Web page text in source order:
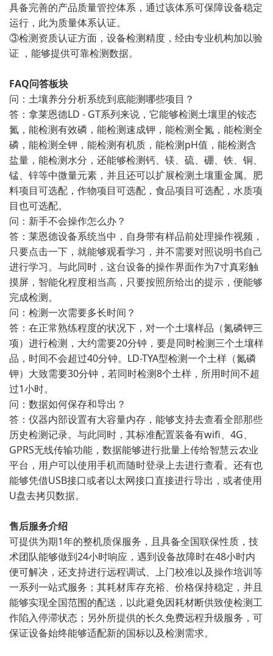
具备完善的产品质量管控体系，通过该体系可保障设备稳定
运行，此为质量体系认证。
③检测资质认证方面，设备检测精度，经由专业机构加以验
证 ，能够提供可靠检测数据。
FAQ问答板块
问：土壤养分分析系统到底能测哪些项目？
答：拿莱恩德LD - GT系列来说，它能够检测土壤里的铵态
氮，能检测有效磷，能检测速成钾，能检测全氮，能检测全
磷，能检测全钾，能检测有机质，能检测pH值，能检测含
盐量，能检测水分，还能够检测钙、镁、硫、硼、铁、铜、
锰、锌等中微量元素，并且还可以扩展检测土壤重金属。肥
料项目可选配，作物项目可选配，食品项目可选配，水质项
目也可选配。
问：新手不会操作怎么办？
答：莱恩德设备系统当中，自身带有样品前处理操作视频，
只要点击一下，就能够观看学习，并不需要对照说明书自己
进行学习。与此同时，这台设备的操作界面作为7寸真彩触
摸屏，智能化程度相当高，只要按照所给出的提示，便能够
完成检测。
问：检测一次需要多长时间？
答：在正常熟练程度的状况下，对一个土壤样品（氮磷钾三
项）进行检测，大约需要20分钟，要是同时检测三个土壤样
品，时间不会超过40分钟。LD-TYA型检测一个土样（氮磷
钾）大致需要30分钟，若同时检测8个土样，所用时间不超
过1小时。
问：数据如何保存和导出？
答：仪器内部设置有大容量内存，能够支持去查看全部那些
历史检测记录。与此同时，其标准配置装备有wifi、4G、
GPRS无线传输功能，数据能够进行批量上传给智慧云农业
平台，用户可以使用手机而随时登录上去进行查看。还有也
能够凭借USB接口或者以太网接口直接进行导出，或者使用
U盘去拷贝数据。
售后服务介绍
可提供为期1年的整机质保服务，且具备全国联保性质，技
术团队能够做到24小时响应，遇到设备故障时在48小时内
便可解决，还支持进行远程调试、上门校准以及操作培训等
一系列一站式服务；其耗材库存充裕、价格保持稳定，并且
能够实现全国范围的配送，以此避免因耗材断供致使检测工
作陷入停滞状态；另外所提供的长久免费远程升级服务，可
保证设备始终能够适配新的国标以及检测需求。